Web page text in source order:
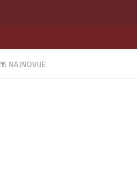
NAJNOVIJE